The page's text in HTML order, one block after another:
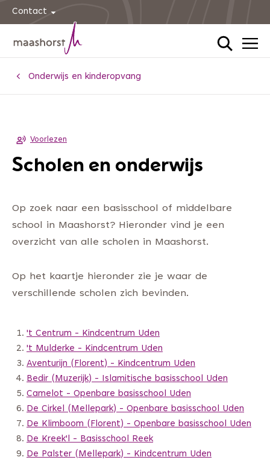
Contact
HomeOnderwijs en kinderopvang
Voorlezen
Scholen en onderwijs
Op zoek naar een basisschool of middelbare
school in Maashorst? Hieronder vind je een
overzicht van alle scholen in Maashorst.
Op het kaartje hieronder zie je waar de
verschillende scholen zich bevinden.
't Centrum - Kindcentrum Uden
't Mulderke - Kindcentrum Uden
Aventurijn (Florent) - Kindcentrum Uden
Bedir (Muzerijk) - Islamitische basisschool Uden
Camelot - Openbare basisschool Uden
De Cirkel (Mellepark) - Openbare basisschool Uden
De Klimboom (Florent) - Openbare basisschool Uden
De Kreek'l - Basisschool Reek
De Palster (Mellepark) - Kindcentrum Uden